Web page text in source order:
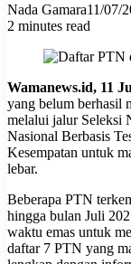
Nada Gamara11/07/
2 minutes read
Wamanews.id, 11
yang belum berhasil
melalui jalur Seleksi
Nasional Berbasis
Kesempatan untuk
lebar.
Beberapa PTN
hingga bulan Juli
waktu emas untuk
daftar 7 PTN yang